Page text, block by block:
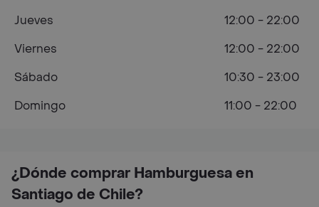
¿Dónde comprar Hamburguesa en
Santiago de Chile?
Jueves
12:00 - 22:00
Viernes
12:00 - 22:00
Sábado
10:30 - 23:00
Domingo
11:00 - 22:00